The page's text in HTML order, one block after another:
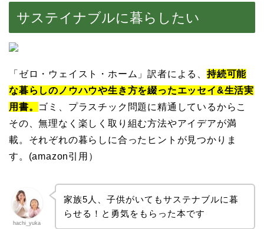
サステイナブルに暮らしたい
「ゼロ・ウェイスト・ホーム」訳者による、 持続可能
な暮らしのノウハウや生き方を綴ったエッセイ&生活実
用書。 ゴミ、プラスチック問題に精通しているからこ
その、無理なく楽しく取り組む方法やアイデアが満
載。それぞれの暮らしに合ったヒントが見つかりま
す。(amazon引用）
hachi_yuka
家族5人、子供がいてもサステナブルに暮
らせる！と勇気をもらった本です